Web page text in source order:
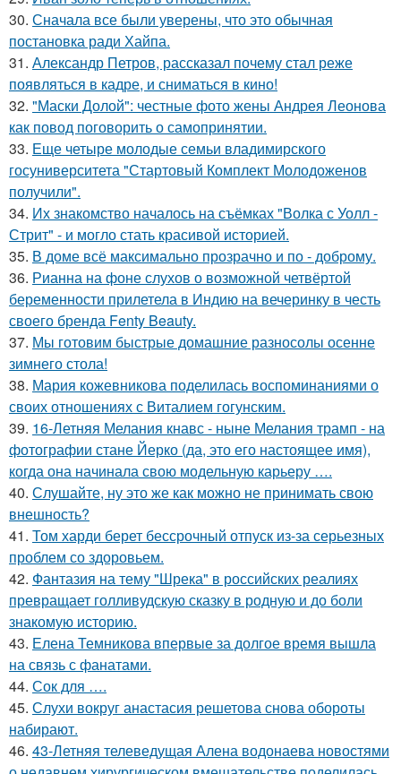
30. Сначала все были уверены, что это обычная
постановка ради Хайпа.
31. Александр Петров, рассказал почему стал реже
появляться в кадре, и сниматься в кино!
32. "Маски Долой": честные фото жены Андрея Леонова
как повод поговорить о самопринятии.
33. Еще четыре молодые семьи владимирского
госуниверситета "Стартовый Комплект Молодоженов
получили".
34. Их знакомство началось на съёмках "Волка с Уолл -
Стрит" - и могло стать красивой историей.
35. В доме всё максимально прозрачно и по - доброму.
36. Рианна на фоне слухов о возможной четвёртой
беременности прилетела в Индию на вечеринку в честь
своего бренда Fenty Beauty.
37. Мы готовим быстрые домашние разносолы осенне
зимнего стола!
38. Мария кожевникова поделилась воспоминаниями о
своих отношениях с Виталием гогунским.
39. 16-Летняя Мелания кнавс - ныне Мелания трамп - на
фотографии стане Йерко (да, это его настоящее имя),
когда она начинала свою модельную карьеру ….
40. Слушайте, ну это же как можно не принимать свою
внешность?
41. Том харди берет бессрочный отпуск из-за серьезных
проблем со здоровьем.
42. Фантазия на тему "Шрека" в российских реалиях
превращает голливудскую сказку в родную и до боли
знакомую историю.
43. Елена Темникова впервые за долгое время вышла
на связь с фанатами.
44. Сок для ….
45. Слухи вокруг анастасия решетова снова обороты
набирают.
46. 43-Летняя телеведущая Алена водонаева новостями